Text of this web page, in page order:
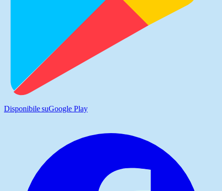
Disponibile suGoogle Play